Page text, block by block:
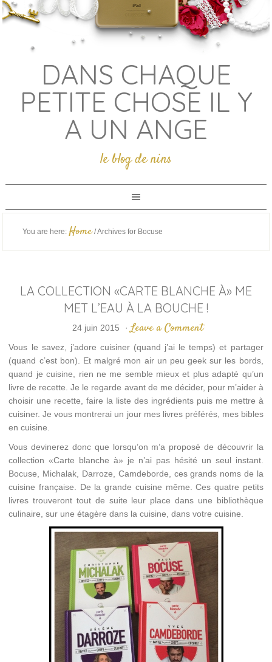
DANS CHAQUE
PETITE CHOSE IL Y
A UN ANGE
le blog de nins
You are here: Home /Archives for Bocuse
LA COLLECTION «CARTE BLANCHE À» ME
MET L’EAU À LA BOUCHE !
24 juin 2015 · Leave a Comment
Vous le savez, j’adore cuisiner (quand j’ai le temps) et partager
(quand c’est bon). Et malgré mon air un peu geek sur les bords,
quand je cuisine, rien ne me semble mieux et plus adapté qu’un
livre de recette. Je le regarde avant de me décider, pour m’aider à
choisir une recette, faire la liste des ingrédients puis me mettre à
cuisiner. Je vous montrerai un jour mes livres préférés, mes bibles
en cuisine.
Vous devinerez donc que lorsqu’on m’a proposé de découvrir la
collection «Carte blanche à» je n’ai pas hésité un seul instant.
Bocuse, Michalak, Darroze, Camdeborde, ces grands noms de la
cuisine française. De la grande cuisine même. Ces quatre petits
livres trouveront tout de suite leur place dans une bibliothèque
culinaire, sur une étagère dans la cuisine, dans votre cuisine.